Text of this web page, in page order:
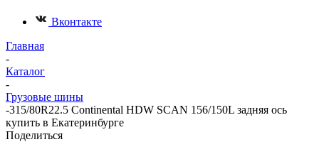
Вконтакте
Главная
-
Каталог
-
Грузовые шины
-315/80R22.5 Continental HDW SCAN 156/150L задняя ось
купить в Екатеринбурге
Поделиться